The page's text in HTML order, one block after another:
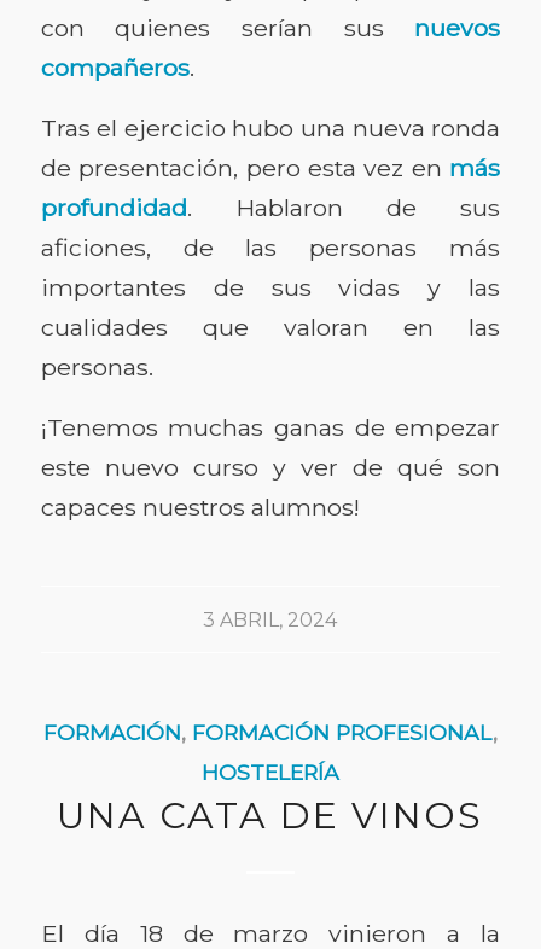
con quienes serían sus nuevos
compañeros.
Tras el ejercicio hubo una nueva ronda
de presentación, pero esta vez en más
profundidad. Hablaron de sus
aficiones, de las personas más
importantes de sus vidas y las
cualidades que valoran en las
personas.
¡Tenemos muchas ganas de empezar
este nuevo curso y ver de qué son
capaces nuestros alumnos!
3 ABRIL, 2024
FORMACIÓN, FORMACIÓN PROFESIONAL,
HOSTELERÍA
UNA CATA DE VINOS
El día 18 de marzo vinieron a la